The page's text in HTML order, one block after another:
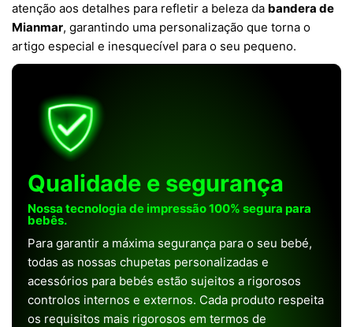
atenção aos detalhes para refletir a beleza da bandera de
Mianmar, garantindo uma personalização que torna o
artigo especial e inesquecível para o seu pequeno.
Qualidade e segurança
Nossa tecnologia de impressão 100% segura para
bebês.
Para garantir a máxima segurança para o seu bebé,
todas as nossas chupetas personalizadas e
acessórios para bebés estão sujeitos a rigorosos
controlos internos e externos. Cada produto respeita
os requisitos mais rigorosos em termos de